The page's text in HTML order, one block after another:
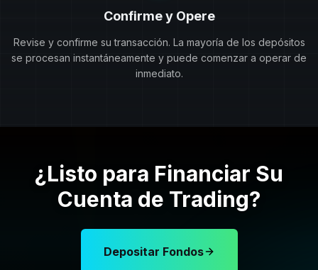
Confirme y Opere
Revise y confirme su transacción. La mayoría de los depósitos
se procesan instantáneamente y puede comenzar a operar de
inmediato.
¿Listo para Financiar Su
Cuenta de Trading?
Depositar Fondos